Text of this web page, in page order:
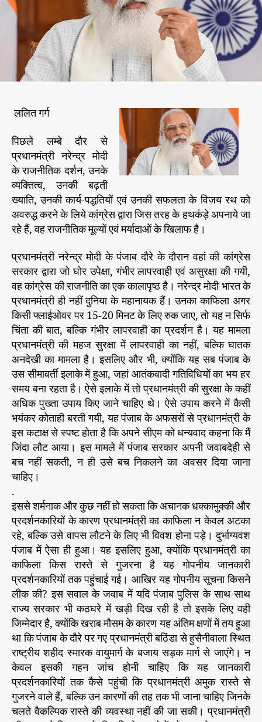
e
ध
क
र
ना
जी
व
ख
त
रे
डा
ल
ना
बि
ल्कु
ल
अ
ल
ग
बा
त
है
ललित गर्ग
पिछले लम्बे दौर से
प्रधानमंत्री नरेन्द्र मोदी
के राजनीतिक दर्शन, उनके
व्यक्तित्व, उनकी बढ़ती
ख्याति, उनकी कार्य-पद्धतियों एवं उनकी सफलता के विजय रथ को
अवरुद्ध करने के लिये कांग्रेस द्वारा जिस तरह के हथकंड़े अपनाये जा
रहे हैं, वह राजनीतिक मूल्यों एवं मर्यादाओं के खिलाफ है।
प्रधानमंत्री नरेन्द्र मोदी के पंजाब दौरे के दौरान वहां की कांग्रेस
सरकार द्वारा जो घोर उपेक्षा, गंभीर लापरवाही एवं असुरक्षा की गयी,
वह कांग्रेस की राजनीति का एक कालापृष्ठ है। नरेन्द्र मोदी भारत के
प्रधानमंत्री ही नहीं दुनिया के महानायक हैं। उनका काफिला अगर
किसी फ्लाईओवर पर 15-20 मिनट के लिए रुक जाए, तो यह न सिर्फ
चिंता की बात, बल्कि गंभीर लापरवाही का प्रदर्शन है। यह मामला
प्रधानमंत्री की महज सुरक्षा में लापरवाही का नहीं, बल्कि घातक
अनदेखी का मामला है। इसलिए और भी, क्योंकि यह सब पंजाब के
उस सीमावर्ती इलाके में हुआ, जहां आतंकवादी गतिविधियों का भय हर
समय बना रहता है। ऐसे इलाके में तो प्रधानमंत्री की सुरक्षा के कहीं
अधिक पुख्ता उपाय किए जाने चाहिए थे। ऐसे उपाय करने में कैसी
भयंकर कोताही बरती गयी, यह पंजाब के अफसरों से प्रधानमंत्री के
इस कटाक्ष से स्पष्ट होता है कि अपने सीएम को धन्यवाद कहना कि मैं
जिंदा लौट आया। इस मामले में पंजाब सरकार अपनी जवाबदेही से
बच नहीं सकती, न ही उसे बच निकलने का अवसर दिया जाना
चाहिए।
.
इससे शर्मनाक और कुछ नहीं हो सकता कि अचानक धक्कामुक्की और
प्रदर्शनकारियों के कारण प्रधानमंत्री का काफिला न केवल अटका
रहे, बल्कि उसे वापस लौटने के लिए भी विवश होना पड़े। दुर्भाग्यवश
पंजाब में ऐसा ही हुआ। यह इसलिए हुआ, क्योंकि प्रधानमंत्री का
काफिला किस रास्ते से गुजरना है यह गोपनीय जानकारी
प्रदर्शनकारियों तक पहुंचाई गई। आखिर यह गोपनीय सूचना किसने
लीक की? इस सवाल के जवाब में यदि पंजाब पुलिस के साथ-साथ
राज्य सरकार भी कठघरे में खड़ी दिख रही है तो इसके लिए वही
जिम्मेदार है, क्योंकि खराब मौसम के कारण यह अंतिम क्षणों में तय हुआ
था कि पंजाब के दौरे पर गए प्रधानमंत्री बठिंडा से हुसैनीवाला स्थित
राष्ट्रीय शहीद स्मारक वायुमार्ग के बजाय सड़क मार्ग से जाएंगे। न
केवल इसकी गहन जांच होनी चाहिए कि यह जानकारी
प्रदर्शनकारियों तक कैसे पहुंची कि प्रधानमंत्री अमुक रास्ते से
गुजरने वाले हैं, बल्कि उन कारणों की तह तक भी जाना चाहिए जिनके
चलते वैकल्पिक रास्ते की व्यवस्था नहीं की जा सकी। प्रधानमंत्री